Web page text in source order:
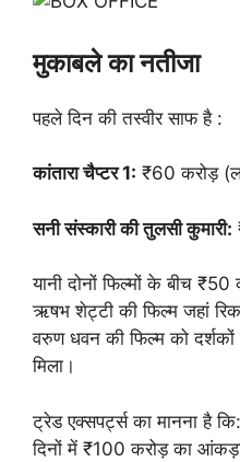
मुकाबले का नतीजा
पहले दिन की तस्वीर साफ है :
कांतारा चैप्टर 1: ₹60 करोड़
सनी संस्कारी की तुलसी कुमारी:
यानी दोनों फिल्मों के बीच
ऋषभ शेट्टी की फिल्म जहां
वरुण धवन की फिल्म को दर्शकों
मिला।
ट्रेड एक्सपर्ट्स का मानना है
दिनों में ₹100 करोड़ का